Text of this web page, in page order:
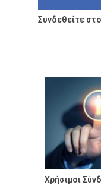
Συνδεθείτε
Χρήσιμοι